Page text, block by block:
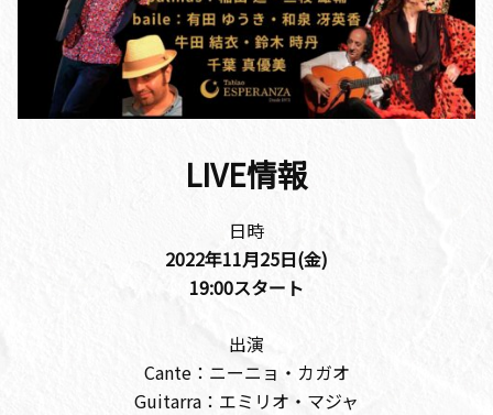
LIVE情報
日時
2022年11月25日(金)
19:00スタート
出演
Cante：ニーニョ・カガオ
Guitarra：エミリオ・マジャ